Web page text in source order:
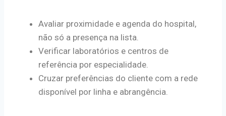
Avaliar proximidade e agenda do hospital,
não só a presença na lista.
Verificar laboratórios e centros de
referência por especialidade.
Cruzar preferências do cliente com a rede
disponível por linha e abrangência.